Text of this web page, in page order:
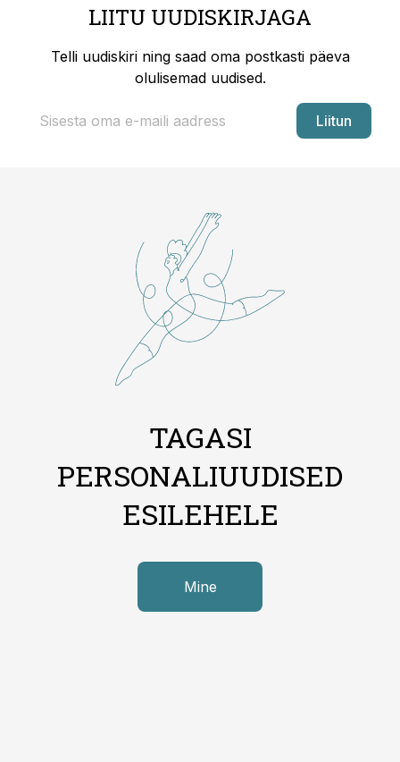
LIITU UUDISKIRJAGA
Telli uudiskiri ning saad oma postkasti päeva
olulisemad uudised.
Liitun
TAGASI
PERSONALIUUDISED
ESILEHELE
Mine